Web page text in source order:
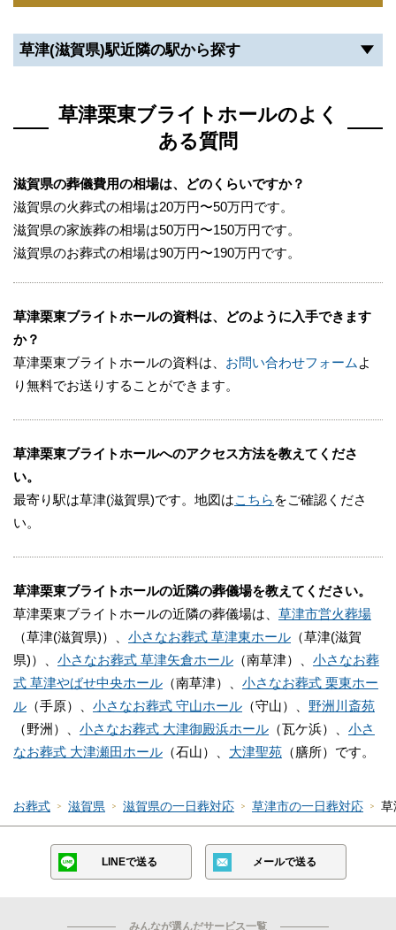
草津(滋賀県)駅近隣の駅から探す
草津栗東ブライトホールのよく
ある質問
滋賀県の葬儀費用の相場は、どのくらいですか？
滋賀県の火葬式の相場は20万円〜50万円です。
滋賀県の家族葬の相場は50万円〜150万円です。
滋賀県のお葬式の相場は90万円〜190万円です。
草津栗東ブライトホールの資料は、どのように入手できます
か？
草津栗東ブライトホールの資料は、 お問い合わせフォーム よ
り無料でお送りすることができます。
草津栗東ブライトホールへのアクセス方法を教えてくださ
い。
最寄り駅は草津(滋賀県)です。地図はこちら をご確認くださ
い。
草津栗東ブライトホールの近隣の葬儀場を教えてください。
草津栗東ブライトホールの近隣の葬儀場は、 草津市営火葬場
（草津(滋賀県)）、 小さなお葬式 草津東ホール （草津(滋賀
県)）、 小さなお葬式 草津矢倉ホール （南草津）、 小さなお葬
式 草津やばせ中央ホール （南草津）、 小さなお葬式 栗東ホー
ル （手原）、 小さなお葬式 守山ホール （守山）、 野洲川斎苑
（野洲）、 小さなお葬式 大津御殿浜ホール （瓦ケ浜）、 小さ
なお葬式 大津瀬田ホール （石山）、 大津聖苑 （膳所）です。
お葬式 滋賀県 滋賀県の一日葬対応 草津市の一日葬対応 草
LINEで送る メールで送る
みんなが選んだサービス一覧